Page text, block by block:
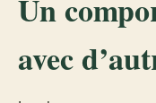
Un
avec